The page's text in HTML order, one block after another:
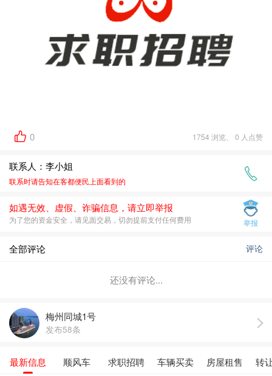
0 1754 浏览、 0 人点赞
联系人：李小姐
联系时请告知在客都便民 上面看到的
如遇无效、虚假、诈骗信息，请立即举报
为了您的资金安全，请见面交易，切勿提前支付任何费用 举报
全部评论 评论
还没有评论...
梅州同城1号
发布58条
最新信息 顺风车 求职招聘 车辆买卖 房屋租售 转